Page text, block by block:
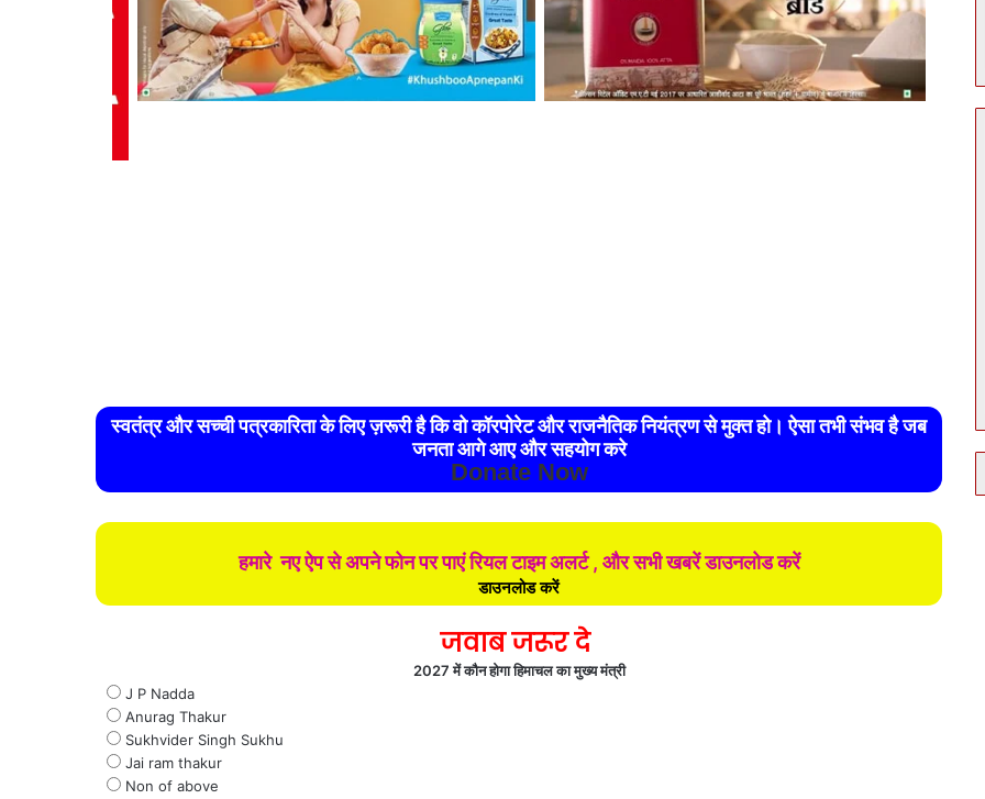
स्वतंत्र और सच्ची पत्रकारिता के लिए ज़रूरी है कि वो कॉरपोरेट और राजनैतिक नियंत्रण से मुक्त हो। ऐसा तभी संभव है जब
जनता आगे आए और सहयोग करे
Donate Now
हमारे नए ऐप से अपने फोन पर पाएं रियल टाइम अलर्ट , और सभी खबरें डाउनलोड करें
डाउनलोड करें
जवाब जरूर दे
2027 में कौन होगा हिमाचल का मुख्य मंत्री
J P Nadda
Anurag Thakur
Sukhvider Singh Sukhu
Jai ram thakur
Non of above